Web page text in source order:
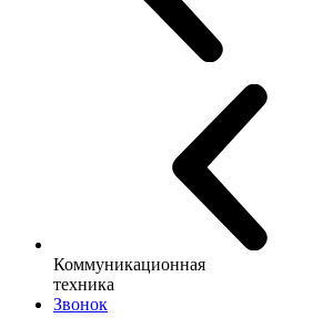
Коммуникационная
техника
Звонок